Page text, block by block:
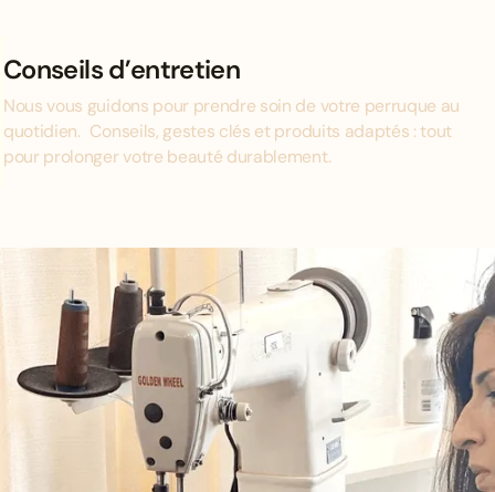
Conseils d’entretien
Nous vous guidons pour prendre soin de votre perruque au
quotidien. Conseils, gestes clés et produits adaptés : tout
pour prolonger votre beauté durablement.